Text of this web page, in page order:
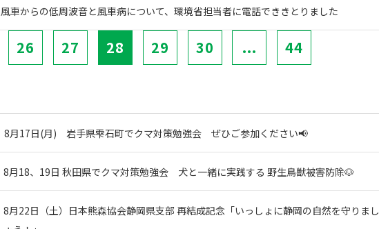
風車からの低周波音と風車病について、環境省担当者に電話でききとりました
26 27 28 29 30 ... 44
8月17日(月) 岩手県雫石町でクマ対策勉強会 ぜひご参加ください📢
8月18、19日 秋田県でクマ対策勉強会 犬と一緒に実践する 野生鳥獣被害防除🐶
8月22日（土）日本熊森協会静岡県支部 再結成記念「いっしょに静岡の自然を守りまし